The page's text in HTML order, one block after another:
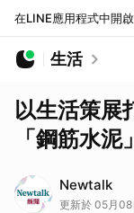
在LINE應用程式中開啟
生活
以生活策展
「鋼筋水泥
Newtalk
更新於 05月